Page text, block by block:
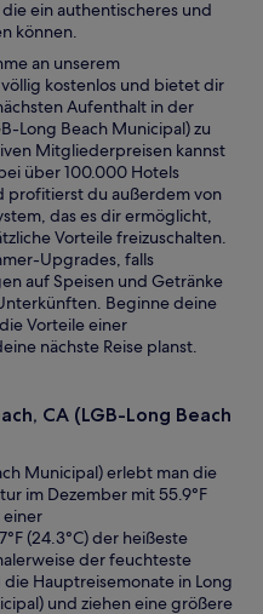
ein authentischeres und
können.
an unserem
kostenlos und bietet dir
Aufenthalt in der
Long Beach Municipal) zu
Mitgliederpreisen kannst
über 100.000 Hotels
profitierst du außerdem von
das es dir ermöglicht,
Vorteile freizuschalten.
Upgrades, falls
auf Speisen und Getränke
Beginne deine
Vorteile einer
nächste Reise planst.
CA (LGB-Long Beach
Municipal) erlebt man die
im Dezember mit 55.9°F
einer
(24.3°C) der heißeste
der feuchteste
Hauptreisemonate in Long
und ziehen eine größere